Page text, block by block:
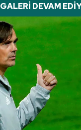
GALERİ DEVAM